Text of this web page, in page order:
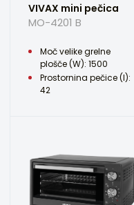
VIVAX mini pečica
MO-4201 B
Moč velike grelne
plošče (W): 1500
Prostornina pečice (l):
42